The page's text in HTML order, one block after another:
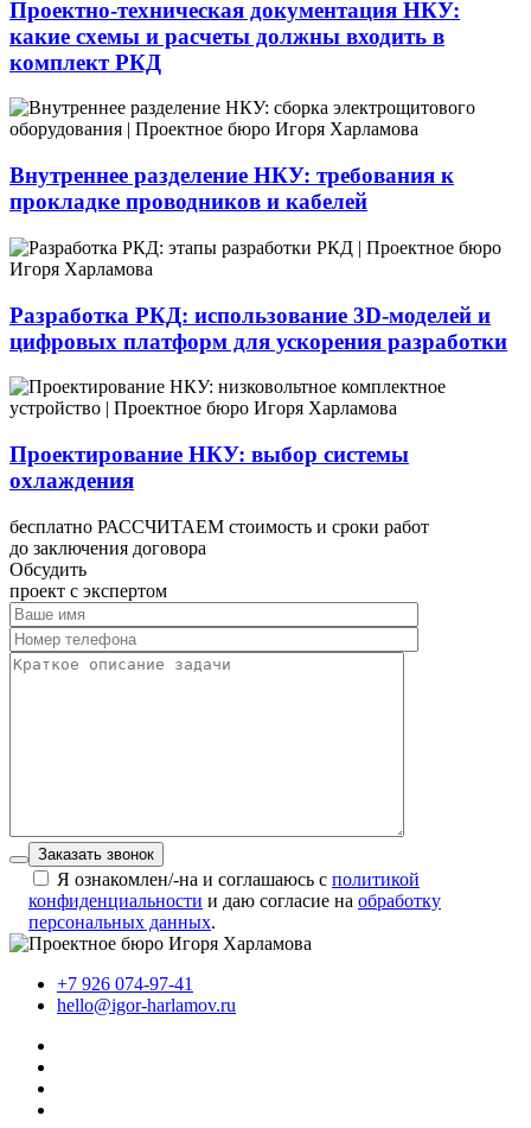
Проектно-техническая документация НКУ:
какие схемы и расчеты должны входить в
комплект РКД
Внутреннее разделение НКУ: требования к
прокладке проводников и кабелей
Разработка РКД: использование 3D-моделей и
цифровых платформ для ускорения разработки
Проектирование НКУ: выбор системы
охлаждения
бесплатно РАССЧИТАЕМ стоимость и сроки работ
до заключения договора
Обсудить
проект с экспертом
Заказать звонок
Я ознакомлен/-на и соглашаюсь с политикой
конфиденциальности и даю согласие на обработку
персональных данных.
+7 926 074-97-41
hello@igor-harlamov.ru